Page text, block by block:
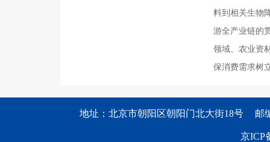
料到相关生物
游全产业链的
领域、农业资
保消费需求树
地址：北京市朝阳区朝阳门北大街18号 邮
京ICP